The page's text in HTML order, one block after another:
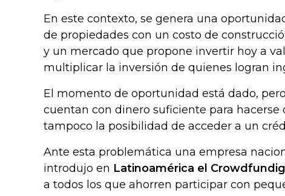
En este contexto, se genera una
de propiedades con un costo de
y un mercado que propone invertir hoy a
multiplicar la inversión de quienes logran
El momento de oportunidad está dado,
cuentan con dinero suficiente para hacerse
tampoco la posibilidad de acceder a un
Ante esta problemática una empresa
introdujo en Latinoamérica el Crowdfundig
a todos los que ahorren participar con